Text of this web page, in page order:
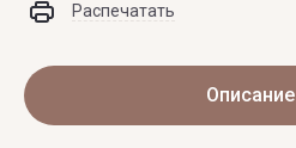
Распечатать
Описание